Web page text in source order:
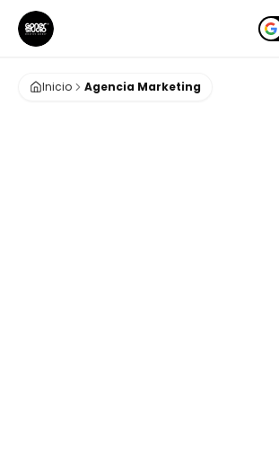
Inicio Agencia Marketing